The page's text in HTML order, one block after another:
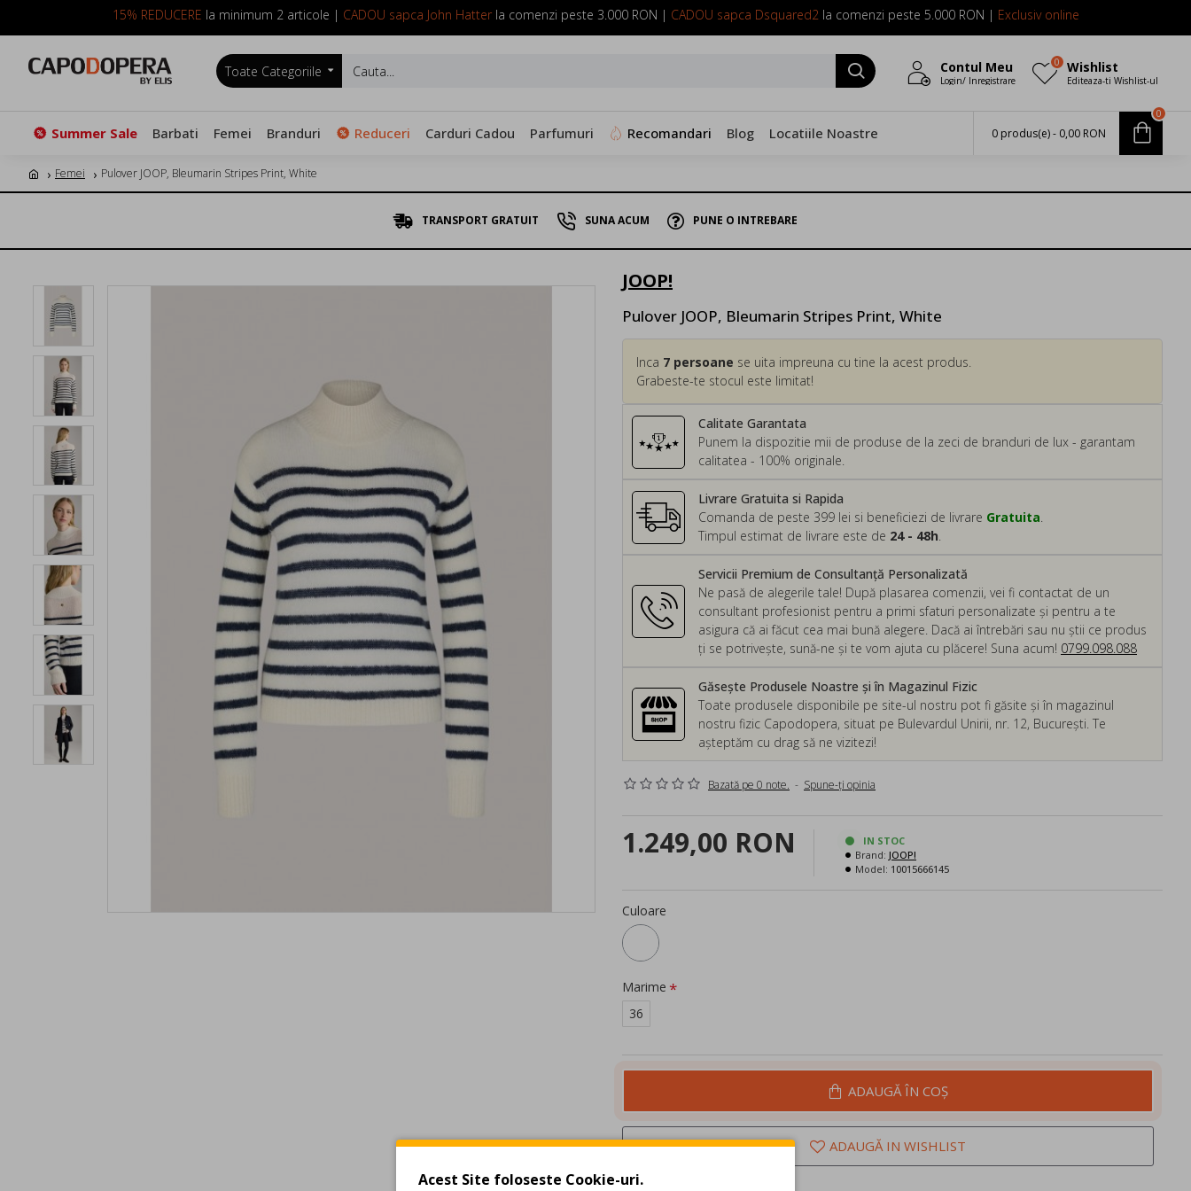
15% REDUCERE la minimum 2 articole | CADOU sapca John Hatterla comenzi peste 3.000 RON | CADOU sapca Dsquared2la comenzi peste 5.000 RON | Exclusiv online
SUNA ACUM: 0799 098 088
Toate Categoriile Contul Meu
Login/ Inregistrare
Wishlist
Editeaza-ti Wishlist-ul
0
Summer Sale Barbati Femei Branduri Reduceri Carduri Cadou Parfumuri Recomandari Blog Locatiile Noastre 0 produs(e) - 0,00 RON
0
Femei Pulover JOOP, Bleumarin Stripes Print, White
TRANSPORT GRATUIT SUNA ACUM PUNE O INTREBARE
JOOP!
Pulover JOOP, Bleumarin Stripes Print, White
Calitate Garantata
Punem la dispozitie mii de produse de la zeci de branduri de lux - garantam
calitatea - 100% originale.
Inca 7 persoane se uita impreuna cu tine la acest produs.
Grabeste-te stocul este limitat!
Servicii Premium de Consultanță Personalizată
Ne pasă de alegerile tale! După plasarea comenzii, vei fi contactat de un
consultant profesionist pentru a primi sfaturi personalizate și pentru a te
asigura că ai făcut cea mai bună alegere. Dacă ai întrebări sau nu știi ce produs
ți se potrivește, sună-ne și te vom ajuta cu plăcere! Suna acum! 0799.098.088
Livrare Gratuita si Rapida
Comanda de peste 399 lei si beneficiezi de livrare Gratuita.
Timpul estimat de livrare este de 24 - 48h.
Găsește Produsele Noastre și în Magazinul Fizic
Toate produsele disponibile pe site-ul nostru pot fi găsite și în magazinul
nostru fizic Capodopera, situat pe Bulevardul Unirii, nr. 12, București. Te
așteptăm cu drag să ne vizitezi!
Bazată pe 0 note. - Spune-ţi opinia
1.249,00 RON
IN STOC
Brand: JOOP!
Model: 10015666145
Culoare
Marime
36
ADAUGĂ ÎN COŞ
ADAUGĂ IN WISHLIST
Acest Site foloseste Cookie-uri.